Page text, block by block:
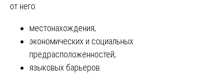
от него:
местонахождения;
экономических и социальных
предрасположенностей;
языковых барьеров.